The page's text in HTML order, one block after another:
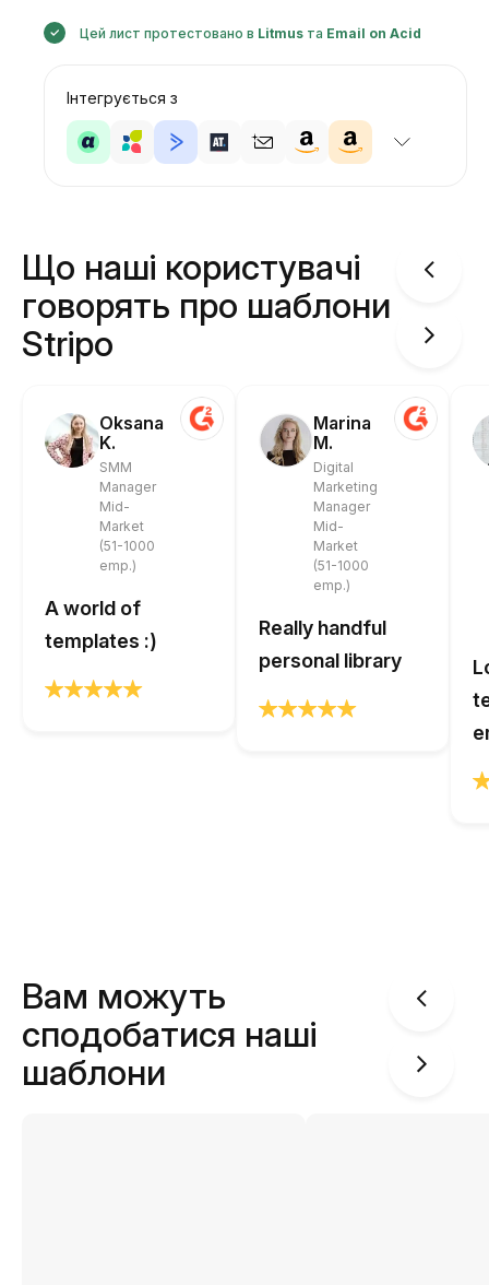
Цей лист протестовано в Litmus та Email on Acid
Інтегрується з
Що наші користувачі
говорять про шаблони
Stripo
Oksana
K.
SMM
Manager
Mid-
Market
(51-1000
emp.)
A world of
templates :)
Marina
M.
Digital
Marketing
Manager
Mid-
Market
(51-1000
emp.)
Really handful
personal library
Вам можуть
сподобатися наші
шаблони